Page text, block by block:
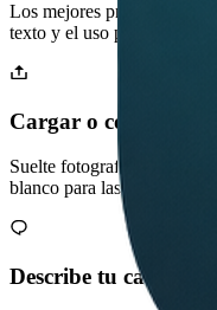
Los mejores prompts
texto y el uso previsto.
Cargar o comenzar
Suelte fotografías, retratos
blanco para las ejecuciones
Describe tu cambio